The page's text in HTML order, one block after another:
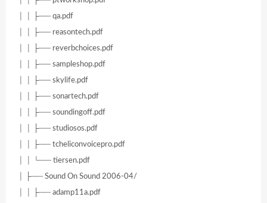
│ │ ├── qa.pdf
│ │ ├── reasontech.pdf
│ │ ├── reverbchoices.pdf
│ │ ├── sampleshop.pdf
│ │ ├── skylife.pdf
│ │ ├── sonartech.pdf
│ │ ├── soundingoff.pdf
│ │ ├── studiosos.pdf
│ │ ├── tcheliconvoicepro.pdf
│ │ └── tiersen.pdf
│ ├── Sound On Sound 2006-04/
│ │ ├── adamp11a.pdf